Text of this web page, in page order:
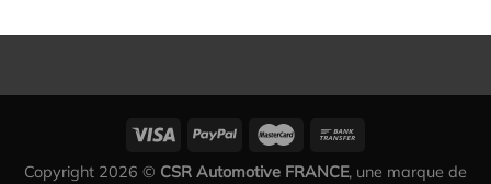
Copyright 2026 © CSR Automotive FRANCE, une marque de